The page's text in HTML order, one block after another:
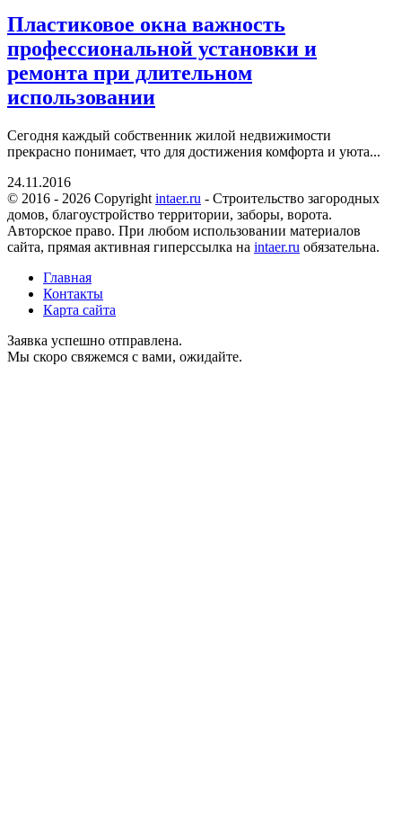
Пластиковое окна важность
профессиональной установки и
ремонта при длительном
использовании
Сегодня каждый собственник жилой недвижимости
прекрасно понимает, что для достижения комфорта и уюта...
24.11.2016
© 2016 - 2026 Copyright intaer.ru - Cтроительство загородных
домов, благоустройство территории, заборы, ворота.
Авторское право. При любом использовании материалов
сайта, прямая активная гиперссылка на intaer.ru обязательна.
Главная
Контакты
Карта сайта
Заявка успешно отправлена.
Мы скоро свяжемся с вами, ожидайте.